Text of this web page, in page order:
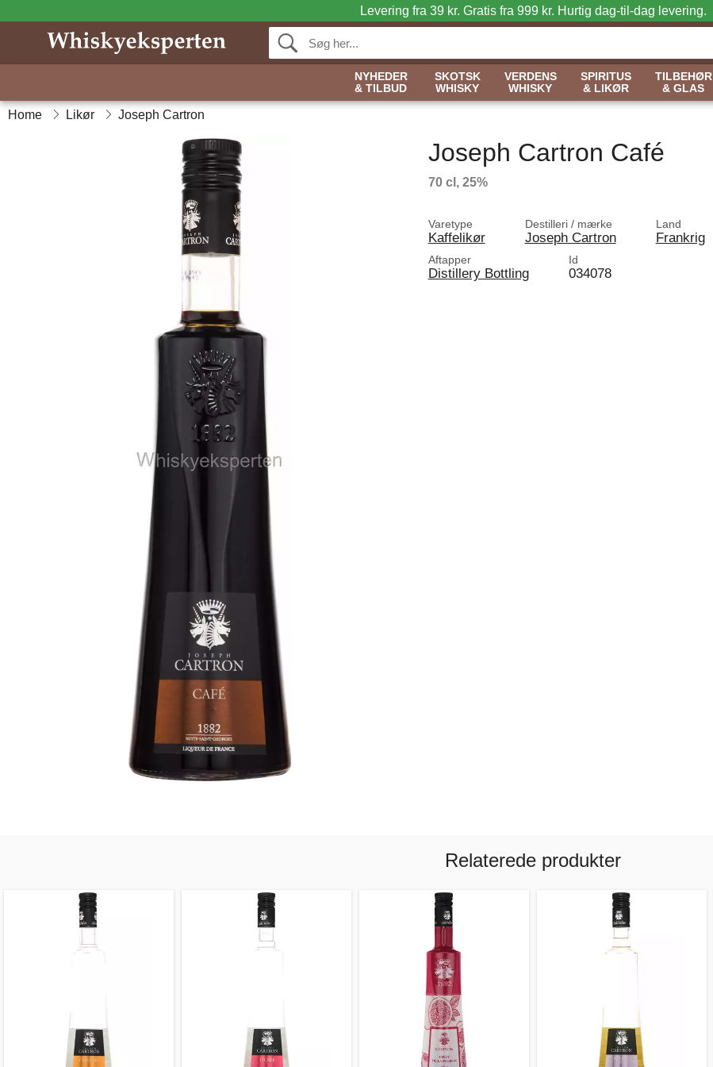
Levering fra 39 kr. Gratis fra 999 kr. Hurtig dag-til-dag levering.
NYHEDER
& TILBUD
SKOTSK
WHISKY
VERDENS
WHISKY
SPIRITUS
& LIKØR
TILBEHØR
& GLAS
Home Likør Joseph Cartron
Joseph Cartron Café
70 cl, 25%
Varetype
Kaffelikør
Destilleri / mærke
Joseph Cartron
Land
Frankrig
Aftapper
Distillery Bottling
Id
034078
Relaterede produkter